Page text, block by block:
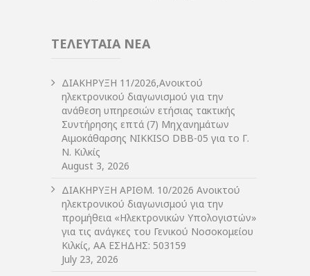
ΤΕΛΕΥΤΑΙΑ ΝΕΑ
ΔIΑΚΗΡΥΞΗ 11/2026,Ανοικτού
ηλεκτρονικού διαγωνισμού για την
ανάθεση υπηρεσιών ετήσιας τακτικής
Συντήρησης επτά (7) Μηχανημάτων
Αιμοκάθαρσης NIKKISO DBB-05 για το Γ.
Ν. Κιλκίς
August 3, 2026
ΔIΑΚΗΡΥΞΗ ΑΡIΘΜ. 10/2026 Ανοικτού
ηλεκτρονικού διαγωνισμού για την
προμήθεια «Ηλεκτρονικών Υπολογιστών»
για τις ανάγκες του Γενικού Νοσοκομείου
Κιλκίς, ΑΑ ΕΣΗΔΗΣ: 503159
July 23, 2026